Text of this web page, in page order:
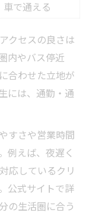
車で通える
クセスの良さは
内やバス停近
合わせた立地が
には、通勤・通
すさや営業時間
例えば、夜遅く
応しているクリ
公式サイトで詳
の生活圏に合う